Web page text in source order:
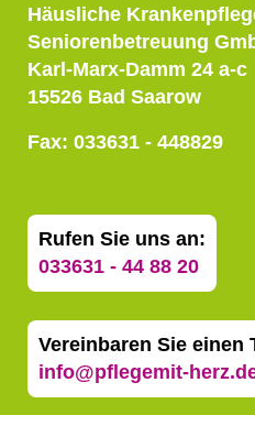
Häusliche
Seniorenbetreuung
Karl-Marx-Damm 24 a-c
15526 Bad Saarow
Fax: 033631 - 448829
Rufen Sie uns an:
033631 - 44 88 20
Vereinbaren Sie einen
info@pflegemit-